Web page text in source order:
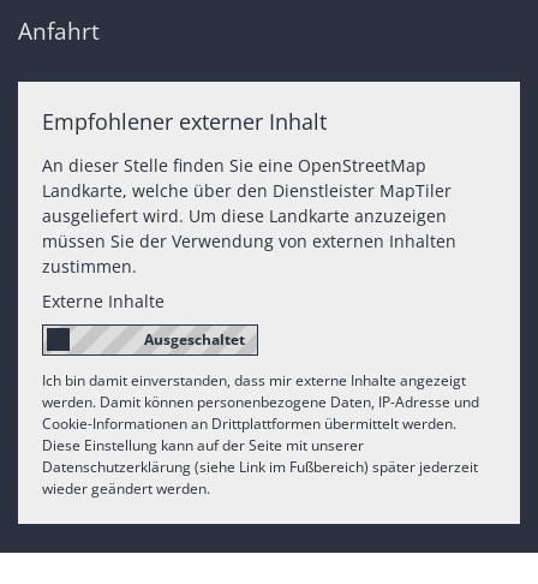
Anfahrt
Empfohlener externer Inhalt
An dieser Stelle finden Sie eine OpenStreetMap
Landkarte, welche über den Dienstleister MapTiler
ausgeliefert wird. Um diese Landkarte anzuzeigen
müssen Sie der Verwendung von externen Inhalten
zustimmen.
Externe Inhalte
Ich bin damit einverstanden, dass mir externe Inhalte angezeigt
werden. Damit können personenbezogene Daten, IP-Adresse und
Cookie-Informationen an Drittplattformen übermittelt werden.
Diese Einstellung kann auf der Seite mit unserer
Datenschutzerklärung (siehe Link im Fußbereich) später jederzeit
wieder geändert werden.